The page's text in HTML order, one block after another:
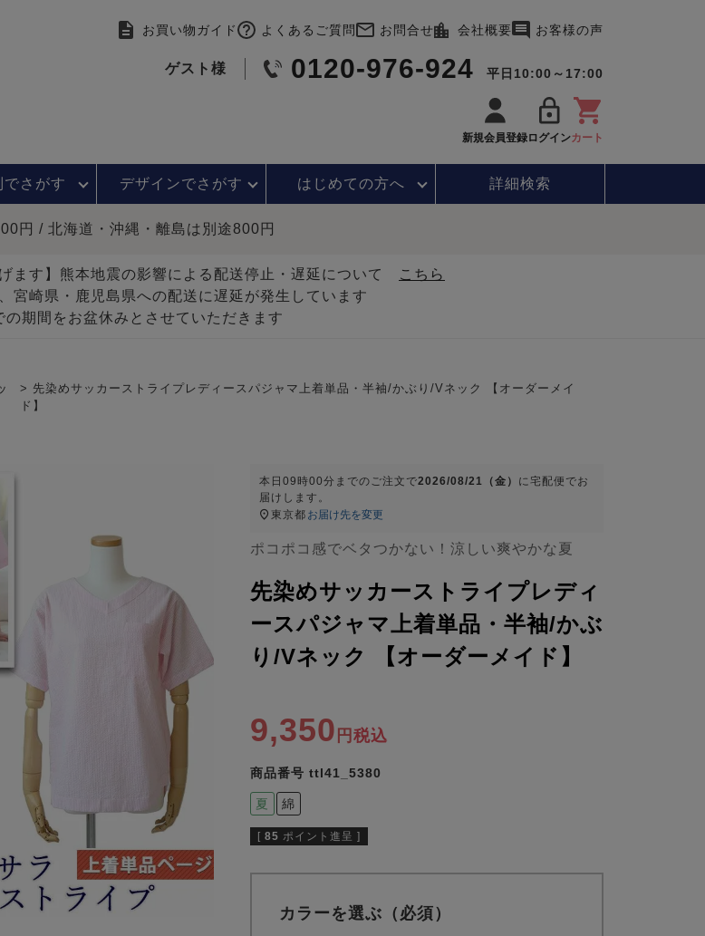
お買い物ガイド よくあるご質問 お問合せ 会社概要 お客様の声
ゲスト様 0120-976-924 平日10:00～17:00
新規会員登録ログインカート
でさがす デザインでさがす はじめての方へ 詳細検索
円 / 北海道・沖縄・離島は別途800円
ます】熊本地震の影響による配送停止・遅延について
こちら
宮崎県・鹿児島県への配送に遅延が発生しています
の期間をお盆休みとさせていただきます
先染めサッカーストライプレディースパジャマ上着単品・半袖/かぶり/Vネック 【オーダーメイ
ド】
本日 09時00分 までのご注文で2026/08/21（金） に宅配便 でお
届けします。
東京都 お届け先を変更
ポコポコ感でベタつかない！涼しい爽やかな夏
先染めサッカーストライプレディ
ースパジャマ上着単品・半袖/かぶ
り/Vネック 【オーダーメイド】
9,350 税込
商品番号 ttl41_5380
夏 綿
[ 85 ポイント進呈 ]
カラーを選ぶ（必須）